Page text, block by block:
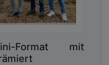
Format mit